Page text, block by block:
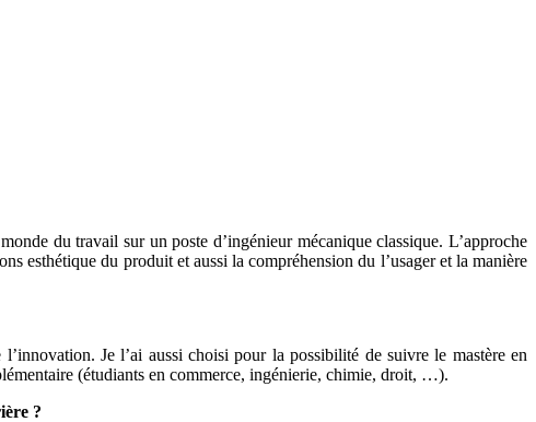
du travail sur un poste d’ingénieur mécanique classique. L’approche
esthétique du produit et aussi la compréhension du l’usager et la manière
Je l’ai aussi choisi pour la possibilité de suivre le mastère en
(étudiants en commerce, ingénierie, chimie, droit, …).
?